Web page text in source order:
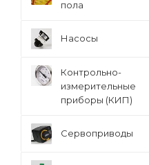
пола
Насосы
Контрольно-
измерительные
приборы (КИП)
Сервоприводы